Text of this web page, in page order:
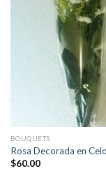
BOUQUETS
Rosa Decorada en
$60.00